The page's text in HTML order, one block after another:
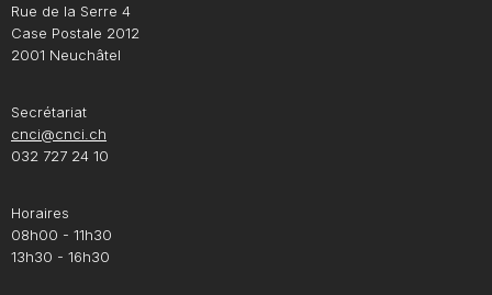
Rue de la Serre 4
Case Postale 2012
2001 Neuchâtel
Secrétariat
cnci@cnci.ch
032 727 24 10
Horaires
08h00 - 11h30
13h30 - 16h30